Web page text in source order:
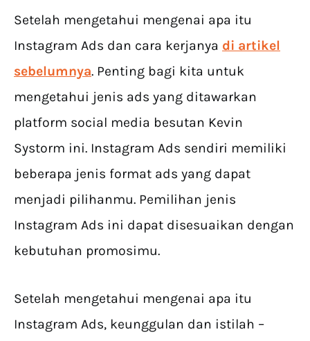
Setelah mengetahui mengenai apa itu
Instagram Ads dan cara kerjanya di artikel
sebelumnya. Penting bagi kita untuk
mengetahui jenis ads yang ditawarkan
platform social media besutan Kevin
Systorm ini. Instagram Ads sendiri memiliki
beberapa jenis format ads yang dapat
menjadi pilihanmu. Pemilihan jenis
Instagram Ads ini dapat disesuaikan dengan
kebutuhan promosimu.
Setelah mengetahui mengenai apa itu
Instagram Ads, keunggulan dan istilah –